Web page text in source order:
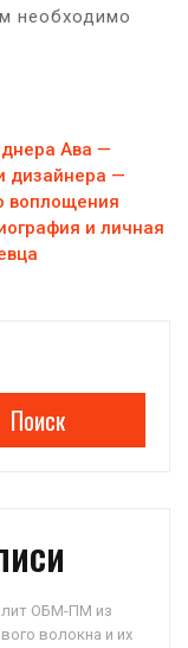
необходимо
Ава —
дизайнера —
воплощения
и личная
Поиск
ОБМ-ПМ из
волокна и их